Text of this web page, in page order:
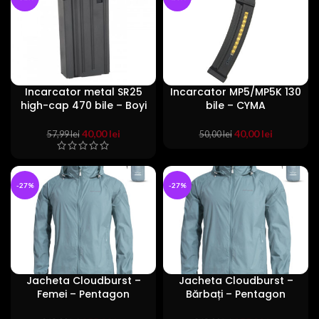
78,99 lei.
Incarcator metal SR25
high-cap 470 bile – Boyi
57,99lei Prețul
inițial
fost:
57,99 lei.
40,00leiPrețul
40,00 lei.
Incarcator MP5/MP5K 130
bile – CYMA
50,00lei Prețul
fost:
50,00 lei.
40,00leiPrețul
40,00 lei.
-27%
Jacheta Cloudburst –
Femei – Pentagon
-27%
Jacheta Cloudburst –
Bărbați – Pentagon